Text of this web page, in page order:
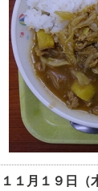
平成31年度 学
2019年5月 7日 15:11
保健関係書類の
2019年3月19日
「わいわい集
2018年9月28日
いじめ防止基本
2018年9月 1日 13:51
１１月１９日（